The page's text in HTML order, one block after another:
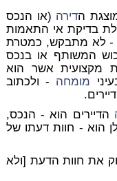
הדירה (או הנכס
בדיקת אי התאמות
- לא מתבקש, כמטרת
המשותף או בנכס
מקצועית אשר הוא
מומחה - ולכתוב
הדיירים הוא - הנכס,
הוא - חוות דעתו של
את חוות הדעת [ולא